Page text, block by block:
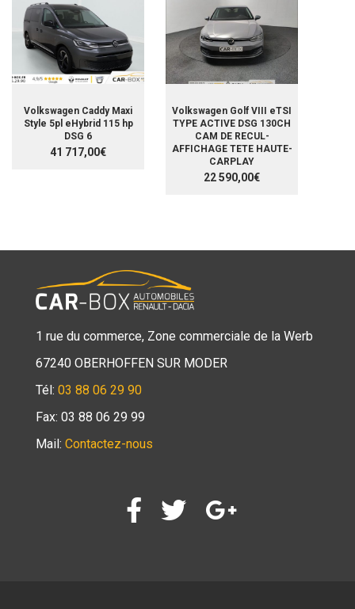
Volkswagen Caddy Maxi
Style 5pl eHybrid 115 hp
DSG 6
41 717,00€
Volkswagen Golf VIII eTSI
TYPE ACTIVE DSG 130CH
CAM DE RECUL-
AFFICHAGE TETE HAUTE-
CARPLAY
22 590,00€
1 rue du commerce, Zone commerciale de la Werb
67240 OBERHOFFEN SUR MODER
Tél: 03 88 06 29 90
Fax: 03 88 06 29 99
Mail: Contactez-nous